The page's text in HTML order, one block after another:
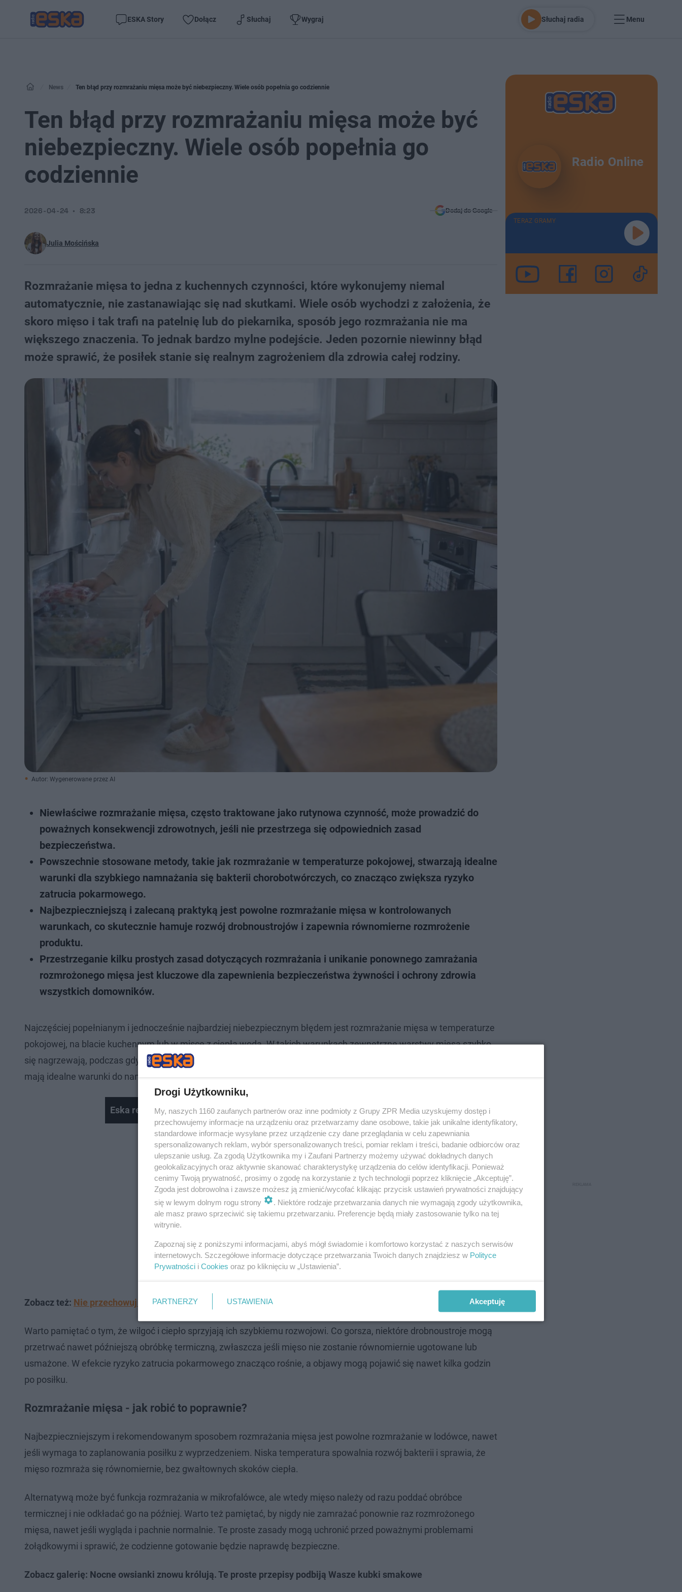
ESKA Story Dołącz Słuchaj Wygraj Słuchaj radia Menu
News Ten błąd przy rozmrażaniu mięsa może być niebezpieczny. Wiele osób popełnia go codziennie
Ten błąd przy rozmrażaniu mięsa może być
niebezpieczny. Wiele osób popełnia go
codziennie
Julia Mościńska
2026-04-24 8:23 Dodaj do Google
Rozmrażanie mięsa to jedna z kuchennych czynności, które wykonujemy niemal
automatycznie, nie zastanawiając się nad skutkami. Wiele osób wychodzi z założenia, że
skoro mięso i tak trafi na patelnię lub do piekarnika, sposób jego rozmrażania nie ma
większego znaczenia. To jednak bardzo mylne podejście. Jeden pozornie niewinny błąd
może sprawić, że posiłek stanie się realnym zagrożeniem dla zdrowia całej rodziny.
Autor: Wygenerowane przez AI
Niewłaściwe rozmrażanie mięsa, często traktowane jako rutynowa czynność, może prowadzić do
poważnych konsekwencji zdrowotnych, jeśli nie przestrzega się odpowiednich zasad
bezpieczeństwa.
Powszechnie stosowane metody, takie jak rozmrażanie w temperaturze pokojowej, stwarzają idealne
warunki dla szybkiego namnażania się bakterii chorobotwórczych, co znacząco zwiększa ryzyko
zatrucia pokarmowego.
Najbezpieczniejszą i zalecaną praktyką jest powolne rozmrażanie mięsa w kontrolowanych
warunkach, co skutecznie hamuje rozwój drobnoustrojów i zapewnia równomierne rozmrożenie
produktu.
Przestrzeganie kilku prostych zasad dotyczących rozmrażania i unikanie ponownego zamrażania
rozmrożonego mięsa jest kluczowe dla zapewnienia bezpieczeństwa żywności i ochrony zdrowia
wszystkich domowników.
Najczęściej popełnianym i jednocześnie najbardziej niebezpiecznym błędem jest rozmrażanie mięsa w temperaturze
pokojowej, na blacie kuchennym lub w misce z ciepłą wodą. W takich warunkach zewnętrzne warstwy mięsa szybko
się nagrzewają, podczas gdy jego środek pozostaje jeszcze zamrożony. To właśnie wtedy bakterie chorobotwórcze
mają idealne warunki do namnażania się.
Eska relacja ZAiKS
Zobacz też: Nie przechowuj tak warzyw! Szybciej się psują i tracą swoje naturalne witaminy
Warto pamiętać o tym, że wilgoć i ciepło sprzyjają ich szybkiemu rozwojowi. Co gorsza, niektóre drobnoustroje mogą
przetrwać nawet późniejszą obróbkę termiczną, zwłaszcza jeśli mięso nie zostanie równomiernie ugotowane lub
usmażone. W efekcie ryzyko zatrucia pokarmowego znacząco rośnie, a objawy mogą pojawić się nawet kilka godzin
po posiłku.
Rozmrażanie mięsa - jak robić to poprawnie?
Najbezpieczniejszym i rekomendowanym sposobem rozmrażania mięsa jest powolne rozmrażanie w lodówce, nawet
jeśli wymaga to zaplanowania posiłku z wyprzedzeniem. Niska temperatura spowalnia rozwój bakterii i sprawia, że
mięso rozmraża się równomiernie, bez gwałtownych skoków ciepła.
Alternatywą może być funkcja rozmrażania w mikrofalówce, ale wtedy mięso należy od razu poddać obróbce
termicznej i nie odkładać go na później. Warto też pamiętać, by nigdy nie zamrażać ponownie raz rozmrożonego
mięsa, nawet jeśli wygląda i pachnie normalnie. Te proste zasady mogą uchronić przed poważnymi problemami
żołądkowymi i sprawić, że codzienne gotowanie będzie naprawdę bezpieczne.
Zobacz galerię: Nocne owsianki znowu królują. Te proste przepisy podbiją Wasze kubki smakowe
Radio Online
TERAZ GRAMY
Drogi Użytkowniku,
My, naszych 1160 zaufanych partnerów oraz inne podmioty z Grupy ZPR Media uzyskujemy dostęp i
przechowujemy informacje na urządzeniu oraz przetwarzamy dane osobowe, takie jak unikalne identyfikatory,
standardowe informacje wysyłane przez urządzenie czy dane przeglądania w celu zapewniania
spersonalizowanych reklam, wybór spersonalizowanych treści, pomiar reklam i treści, badanie odbiorców oraz
ulepszanie usług. Za zgodą Użytkownika my i Zaufani Partnerzy możemy używać dokładnych danych
geolokalizacyjnych oraz aktywnie skanować charakterystykę urządzenia do celów identyfikacji. Ponieważ
cenimy Twoją prywatność, prosimy o zgodę na korzystanie z tych technologii poprzez kliknięcie „Akceptuję”.
Zgoda jest dobrowolna i zawsze możesz ją zmienić/wycofać klikając przycisk ustawień prywatności znajdujący
się w lewym dolnym rogu strony
. Niektóre rodzaje przetwarzania danych nie wymagają zgody użytkownika,
ale masz prawo sprzeciwić się takiemu przetwarzaniu. Preferencje będą miały zastosowanie tylko na tej
witrynie.
Zapoznaj się z poniższymi informacjami, abyś mógł świadomie i komfortowo korzystać z naszych serwisów
internetowych. Szczegółowe informacje dotyczące przetwarzania Twoich danych znajdziesz w Polityce
Prywatności i Cookies oraz po kliknięciu w „Ustawienia”.
PARTNERZY USTAWIENIA Akceptuję